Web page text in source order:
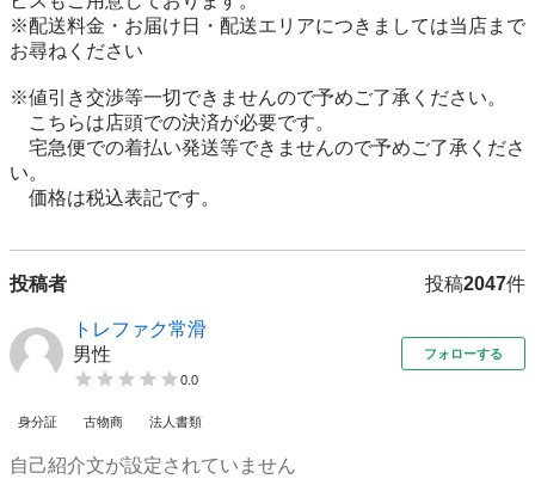
※配送料金・お届け日・配送エリアにつきましては当店まで
お尋ねください
※値引き交渉等一切できませんので予めご了承ください。
こちらは店頭での決済が必要です。
宅急便での着払い発送等できませんので予めご了承くださ
い。
価格は税込表記です。
投稿者 投稿2047件
トレファク常滑
男性
0.0
フォローする
身分証 古物商 法人書類
自己紹介文が設定されていません